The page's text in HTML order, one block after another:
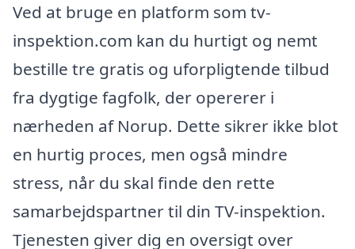
Ved at bruge en platform som tv-
inspektion.com kan du hurtigt og nemt
bestille tre gratis og uforpligtende tilbud
fra dygtige fagfolk, der opererer i
nærheden af Norup. Dette sikrer ikke blot
en hurtig proces, men også mindre
stress, når du skal finde den rette
samarbejdspartner til din TV-inspektion.
Tjenesten giver dig en oversigt over